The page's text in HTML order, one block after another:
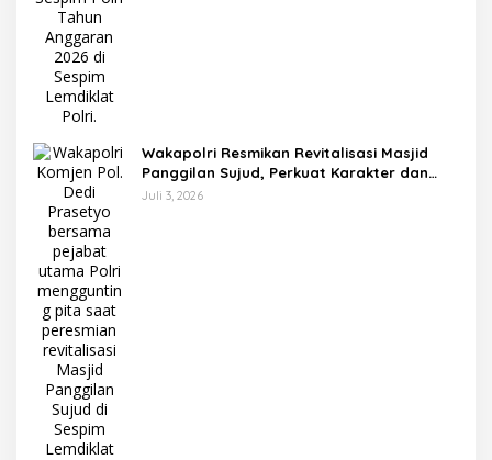
Wakapolri Resmikan Revitalisasi Masjid
Panggilan Sujud, Perkuat Karakter dan
Kepemimpinan Polri
Juli 3, 2026